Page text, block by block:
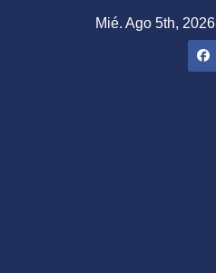
Mié. Ago 5th, 2026